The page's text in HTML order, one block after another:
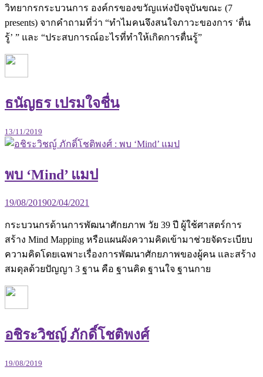
วิทยากรกระบวนการ องค์กรของขวัญแห่งปัจจุบันขณะ (7
presents) จากคำถามที่ว่า “ทำไมคนจึงสนใจภาวะของการ ‘ตื่น
รู้’ ” และ “ประสบการณ์อะไรที่ทำให้เกิดการตื่นรู้”
ธนัญธร เปรมใจชื่น
13/11/2019
พบ ‘Mind’ แมป
19/08/201902/04/2021
กระบวนกรด้านการพัฒนาศักยภาพ วัย 39 ปี ผู้ใช้ศาสตร์การ
สร้าง Mind Mapping หรือแผนผังความคิดเข้ามาช่วยจัดระเบียบ
ความคิดโดยเฉพาะเรื่องการพัฒนาศักยภาพของผู้คน และสร้าง
สมดุลด้วยปัญญา 3 ฐาน คือ ฐานคิด ฐานใจ ฐานกาย
อชิระวิชญ์ ภักดิ์โชติพงศ์
19/08/2019